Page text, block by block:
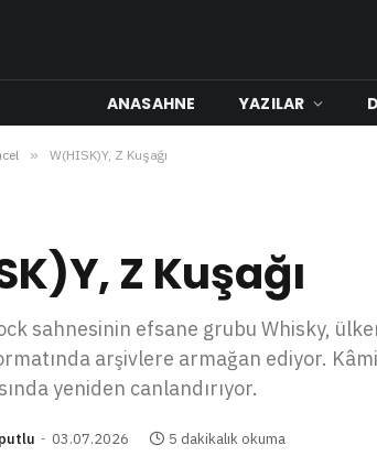
ANASAHNE YAZILAR
» W(HISK)Y, Z Kuşağı
Z Kuşağı
sahnesinin efsane grubu Whisky,
arşivlere armağan ediyor. Kâmil
yeniden canlandırıyor.
03.07.2026 5 dakikalık okuma